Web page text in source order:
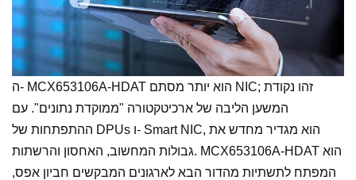
ה- MCX653106A-HDAT הוא יותר מסתם NIC; זהו נקודת
המשען הליבה של ארכיטקטורה "ממוקדת נתונים". עם
ההתפתחות של DPUs ו- Smart NIC, הוא מגדיר מחדש את
גבולות המחשוב, האחסון והרשתות. MCX653106A-HDAT הוא
המפתח לתשתיות מהדור הבא לארגונים המבקשים חביון אפס,